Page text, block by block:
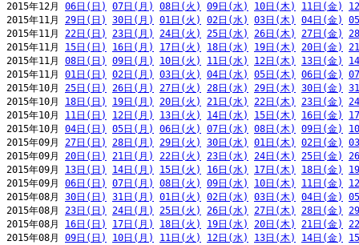
2015年12月 06日(日) 07日(月) 08日(火) 09日(水) 10日(木) 11日(金)
2015年11月 29日(日) 30日(月) 01日(火) 02日(水) 03日(木) 04日(金)
2015年11月 22日(日) 23日(月) 24日(火) 25日(水) 26日(木) 27日(金)
2015年11月 15日(日) 16日(月) 17日(火) 18日(水) 19日(木) 20日(金)
2015年11月 08日(日) 09日(月) 10日(火) 11日(水) 12日(木) 13日(金)
2015年11月 01日(日) 02日(月) 03日(火) 04日(水) 05日(木) 06日(金)
2015年10月 25日(日) 26日(月) 27日(火) 28日(水) 29日(木) 30日(金)
2015年10月 18日(日) 19日(月) 20日(火) 21日(水) 22日(木) 23日(金)
2015年10月 11日(日) 12日(月) 13日(火) 14日(水) 15日(木) 16日(金)
2015年10月 04日(日) 05日(月) 06日(火) 07日(水) 08日(木) 09日(金)
2015年09月 27日(日) 28日(月) 29日(火) 30日(水) 01日(木) 02日(金)
2015年09月 20日(日) 21日(月) 22日(火) 23日(水) 24日(木) 25日(金)
2015年09月 13日(日) 14日(月) 15日(火) 16日(水) 17日(木) 18日(金)
2015年09月 06日(日) 07日(月) 08日(火) 09日(水) 10日(木) 11日(金)
2015年08月 30日(日) 31日(月) 01日(火) 02日(水) 03日(木) 04日(金)
2015年08月 23日(日) 24日(月) 25日(火) 26日(水) 27日(木) 28日(金)
2015年08月 16日(日) 17日(月) 18日(火) 19日(水) 20日(木) 21日(金)
2015年08月 09日(日) 10日(月) 11日(火) 12日(水) 13日(木) 14日(金)